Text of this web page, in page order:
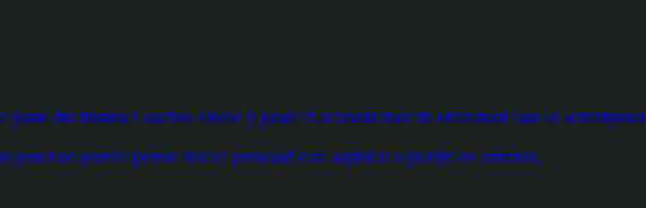
parte din librăria Coaches Ahead și poate fi accesată doar de utilizatorii care au achiziționat
punct de pornire pentru fiecare persoană care aspiră la o poziție de antrenor.